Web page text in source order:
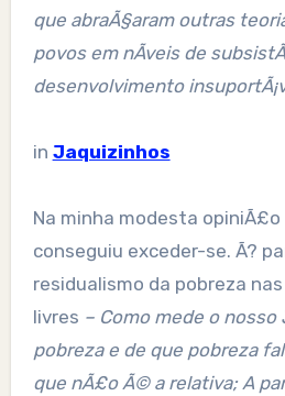
que abraÃ§aram outras
povos em nÃ­veis de
desenvolvimento
in Jaquizinhos
Na minha modesta
conseguiu exceder-se. Ã?
residualismo da pobreza
livres – Como mede o nosso
pobreza e de que pobreza
que nÃ£o Ã© a relativa; A